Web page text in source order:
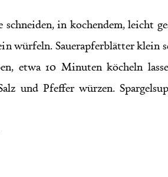
in kochendem, leicht
würfeln. Sauerapferblätter
etwa 10 Minuten köcheln
und Pfeffer würzen.